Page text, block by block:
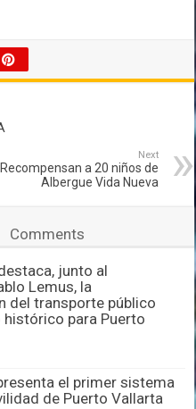
Next
Recompensan a 20 niños de
Albergue Vida Nueva
Comments
junto al
Lemus, la
del transporte público
histórico para Puerto
el primer sistema
de Puerto Vallarta